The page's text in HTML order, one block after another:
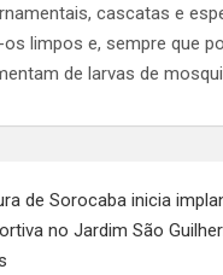
cascatas e
limpos e, sempre que
de larvas de
de Sorocaba inicia
no Jardim São